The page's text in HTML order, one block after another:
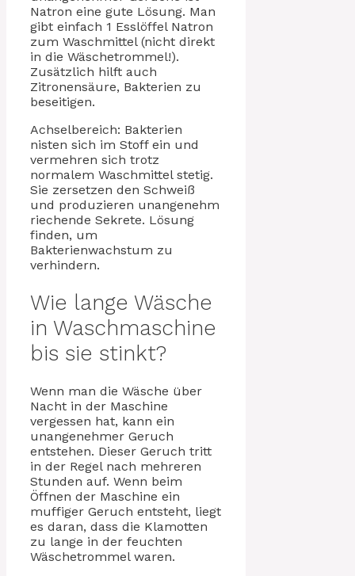
Natron eine gute Lösung. Man
gibt einfach 1 Esslöffel Natron
zum Waschmittel (nicht direkt
in die Wäschetrommel!).
Zusätzlich hilft auch
Zitronensäure, Bakterien zu
beseitigen.
Achselbereich: Bakterien
nisten sich im Stoff ein und
vermehren sich trotz
normalem Waschmittel stetig.
Sie zersetzen den Schweiß
und produzieren unangenehm
riechende Sekrete. Lösung
finden, um
Bakterienwachstum zu
verhindern.
Wie lange Wäsche
in Waschmaschine
bis sie stinkt?
Wenn man die Wäsche über
Nacht in der Maschine
vergessen hat, kann ein
unangenehmer Geruch
entstehen. Dieser Geruch tritt
in der Regel nach mehreren
Stunden auf. Wenn beim
Öffnen der Maschine ein
muffiger Geruch entsteht, liegt
es daran, dass die Klamotten
zu lange in der feuchten
Wäschetrommel waren.